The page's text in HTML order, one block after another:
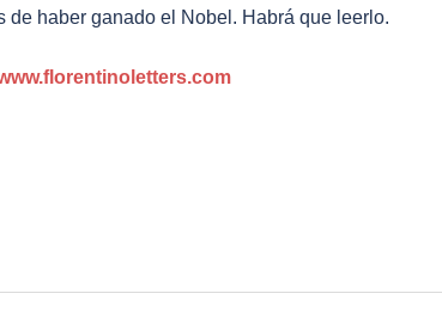
haber ganado el Nobel. Habrá que leerlo.